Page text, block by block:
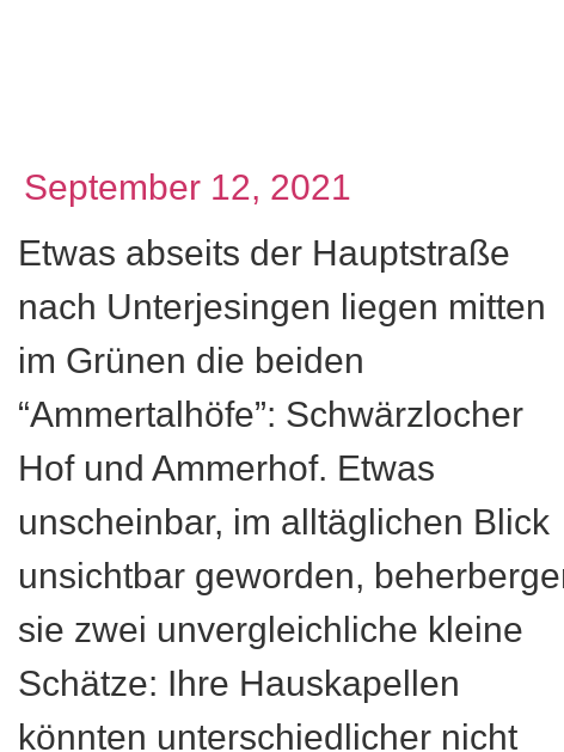
September 12, 2021
Etwas abseits der Hauptstraße
nach Unterjesingen liegen mitten
im Grünen die beiden
“Ammertalhöfe”: Schwärzlocher
Hof und Ammerhof. Etwas
unscheinbar, im alltäglichen Blick
unsichtbar geworden,
sie zwei unvergleichliche kleine
Schätze: Ihre Hauskapellen
könnten unterschiedlicher nicht